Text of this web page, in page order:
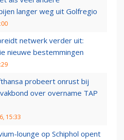
langer weg uit Golfregio
netwerk verder uit:
nieuwe bestemmingen
probeert onrust bij
over overname TAP
15:33
lounge op Schiphol opent